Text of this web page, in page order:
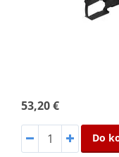
53,20 €
Do